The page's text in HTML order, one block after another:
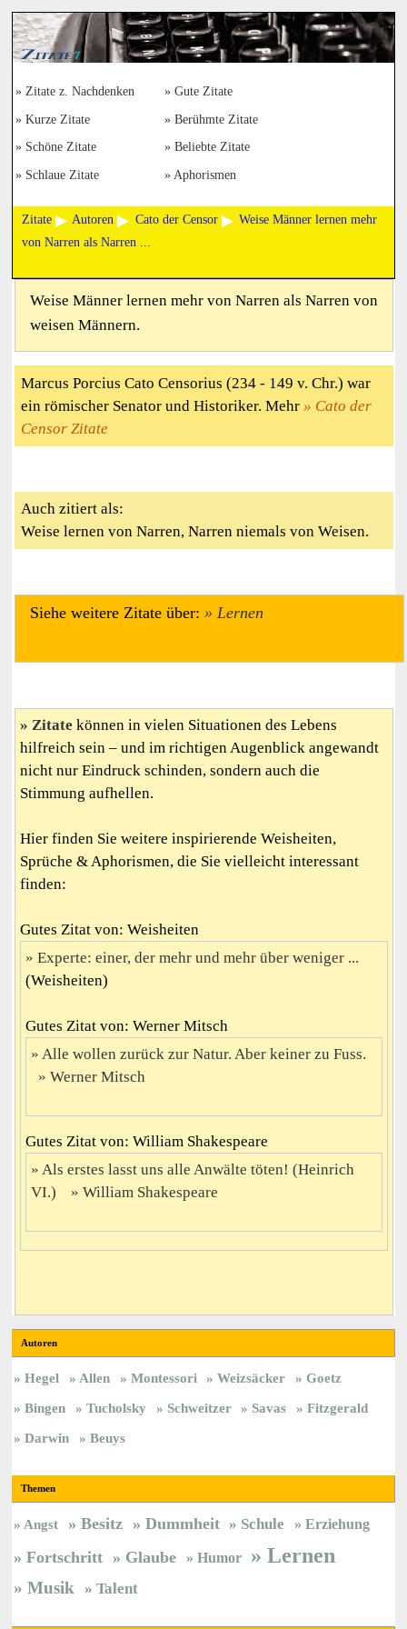
Zitate z. Nachdenken Gute Zitate
Kurze Zitate Berühmte Zitate
Schöne Zitate Beliebte Zitate
Schlaue Zitate Aphorismen
Zitate Autoren Cato der Censor
Weise Männer lernen mehr
von Narren als Narren ...
Weise Männer lernen mehr von Narren als Narren von
weisen Männern.
Marcus Porcius Cato Censorius (234 - 149 v. Chr.) war
ein römischer Senator und Historiker. Mehr
Cato der
Censor Zitate
Auch zitiert als:
Weise lernen von Narren, Narren niemals von Weisen.
Siehe weitere Zitate über: Lernen
Zitate können in vielen Situationen des Lebens
hilfreich sein – und im richtigen Augenblick angewandt
nicht nur Eindruck schinden, sondern auch die
Stimmung aufhellen.
Hier finden Sie weitere inspirierende Weisheiten,
Sprüche & Aphorismen, die Sie vielleicht interessant
finden:
Gutes Zitat von: Weisheiten
Experte: einer, der mehr und mehr über weniger ...
(Weisheiten)
Gutes Zitat von: Werner Mitsch
Alle wollen zurück zur Natur. Aber keiner zu Fuss.
Werner Mitsch
Gutes Zitat von: William Shakespeare
Als erstes lasst uns alle Anwälte töten! (Heinrich
VI.)
William Shakespeare
Autoren
Hegel Allen Montessori Weizsäcker
Goetz
Bingen
Tucholsky Schweitzer Savas
Fitzgerald
Darwin
Beuys
Themen
Angst Besitz Dummheit Schule Erziehung
Fortschritt Glaube Humor Lernen
Musik Talent